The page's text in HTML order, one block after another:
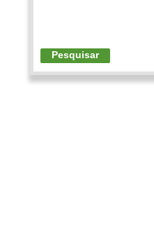
Pesquisar